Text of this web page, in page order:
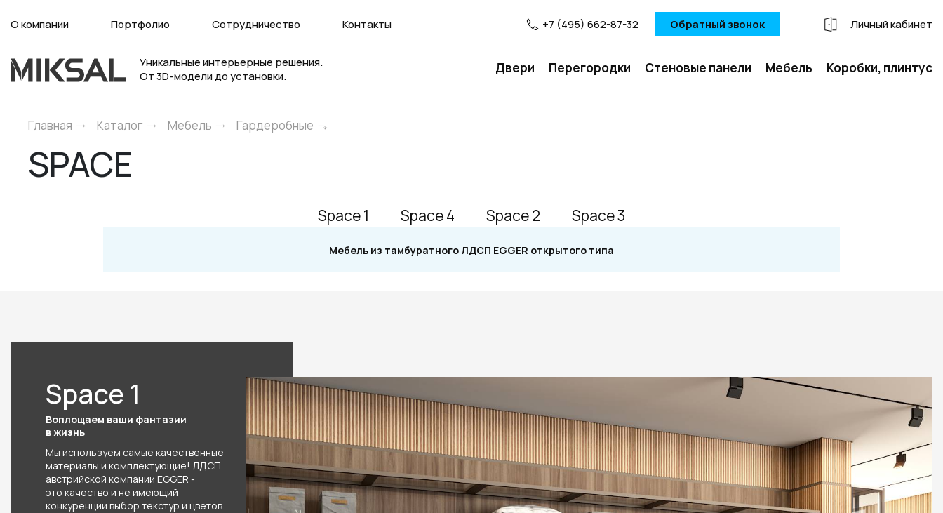
О компании Портфолио Сотрудничество Контакты +7 (495) 662-87-32 Обратный звонок Личный кабинет
Уникальные интерьерные решения.
От 3D-модели до установки.
Двери Перегородки Стеновые панели Мебель Коробки, плинтус
Главная Каталог Мебель Гардеробные
SPACE
Space 1 Space 4 Space 2 Space 3
Мебель из тамбуратного ЛДСП EGGER открытого типа
Space 1
Воплощаем ваши фантазии
в жизнь
Мы используем самые качественные
материалы и комплектующие! ЛДСП
австрийской компании EGGER -
это качество и не имеющий
конкуренции выбор текстур и цветов.
+7 495 662 87 32
salon@miksal.ru